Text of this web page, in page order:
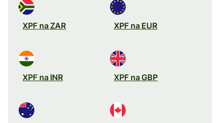
XPF na ZAR XPF na EUR
XPF na INR XPF na GBP